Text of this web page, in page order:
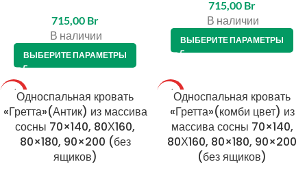
715,00 Br
В наличии
ВЫБЕРИТЕ ПАРАМЕТРЫ
715,00 Br
В наличии
ВЫБЕРИТЕ ПАРАМЕТРЫ
ТОПОдноспальная кровать
«Гретта»(Антик) из массива
сосны 70×140, 80Х160,
80×180, 90×200 (без
ящиков)
ТОПОдноспальная кровать
«Гретта»(комби цвет) из
массива сосны 70×140,
80Х160, 80×180, 90×200
(без ящиков)